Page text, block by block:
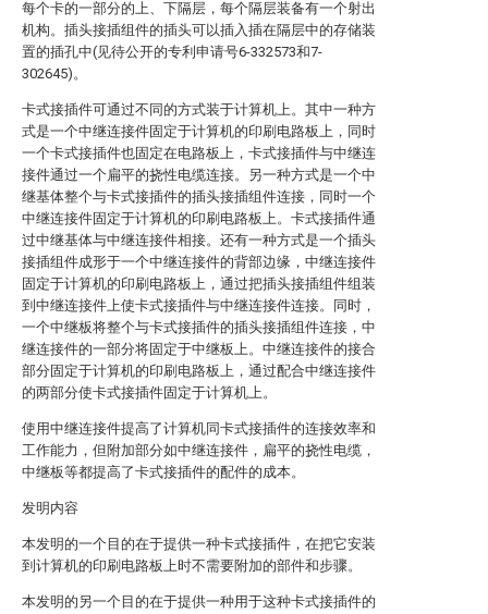
每个卡的一部分的上、下隔层，每个隔层装备有一个射出
机构。插头接插组件的插头可以插入插在隔层中的存储装
置的插孔中(见待公开的专利申请号6-332573和7-
302645)。
卡式接插件可通过不同的方式装于计算机上。其中一种方
式是一个中继连接件固定于计算机的印刷电路板上，同时
一个卡式接插件也固定在电路板上，卡式接插件与中继连
接件通过一个扁平的挠性电缆连接。另一种方式是一个中
继基体整个与卡式接插件的插头接插组件连接，同时一个
中继连接件固定于计算机的印刷电路板上。卡式接插件通
过中继基体与中继连接件相接。还有一种方式是一个插头
接插组件成形于一个中继连接件的背部边缘，中继连接件
固定于计算机的印刷电路板上，通过把插头接插组件组装
到中继连接件上使卡式接插件与中继连接件连接。同时，
一个中继板将整个与卡式接插件的插头接插组件连接，中
继连接件的一部分将固定于中继板上。中继连接件的接合
部分固定于计算机的印刷电路板上，通过配合中继连接件
的两部分使卡式接插件固定于计算机上。
使用中继连接件提高了计算机同卡式接插件的连接效率和
工作能力，但附加部分如中继连接件，扁平的挠性电缆，
中继板等都提高了卡式接插件的配件的成本。
发明内容
本发明的一个目的在于提供一种卡式接插件，在把它安装
到计算机的印刷电路板上时不需要附加的部件和步骤。
本发明的另一个目的在于提供一种用于这种卡式接插件的